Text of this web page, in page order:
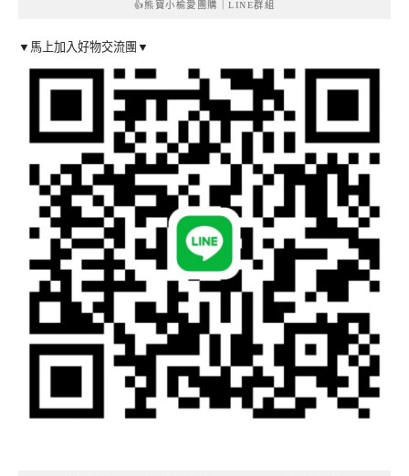
👍熊寶小榆愛團購｜LINE群組
▼馬上加入好物交流團▼